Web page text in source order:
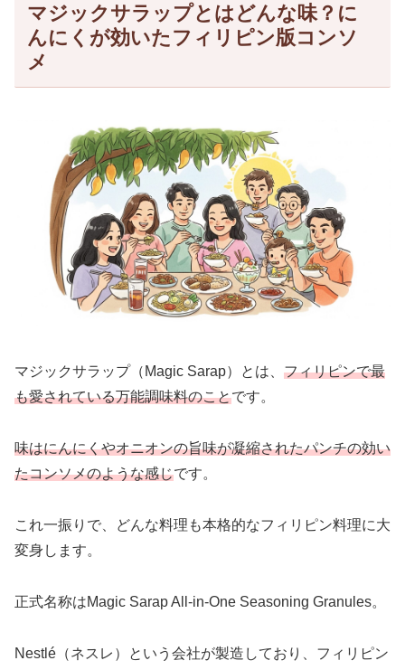
マジックサラップとはどんな味？に
んにくが効いたフィリピン版コンソ
メ
マジックサラップ（Magic Sarap）とは、 フィリピンで最
も愛されている万能調味料のことです。
味はにんにくやオニオンの旨味が凝縮されたパンチの効い
たコンソメのような感じです。
これ一振りで、どんな料理も本格的なフィリピン料理に大
変身します。
正式名称はMagic Sarap All-in-One Seasoning Granules。
Nestlé（ネスレ）という会社が製造しており、フィリピン